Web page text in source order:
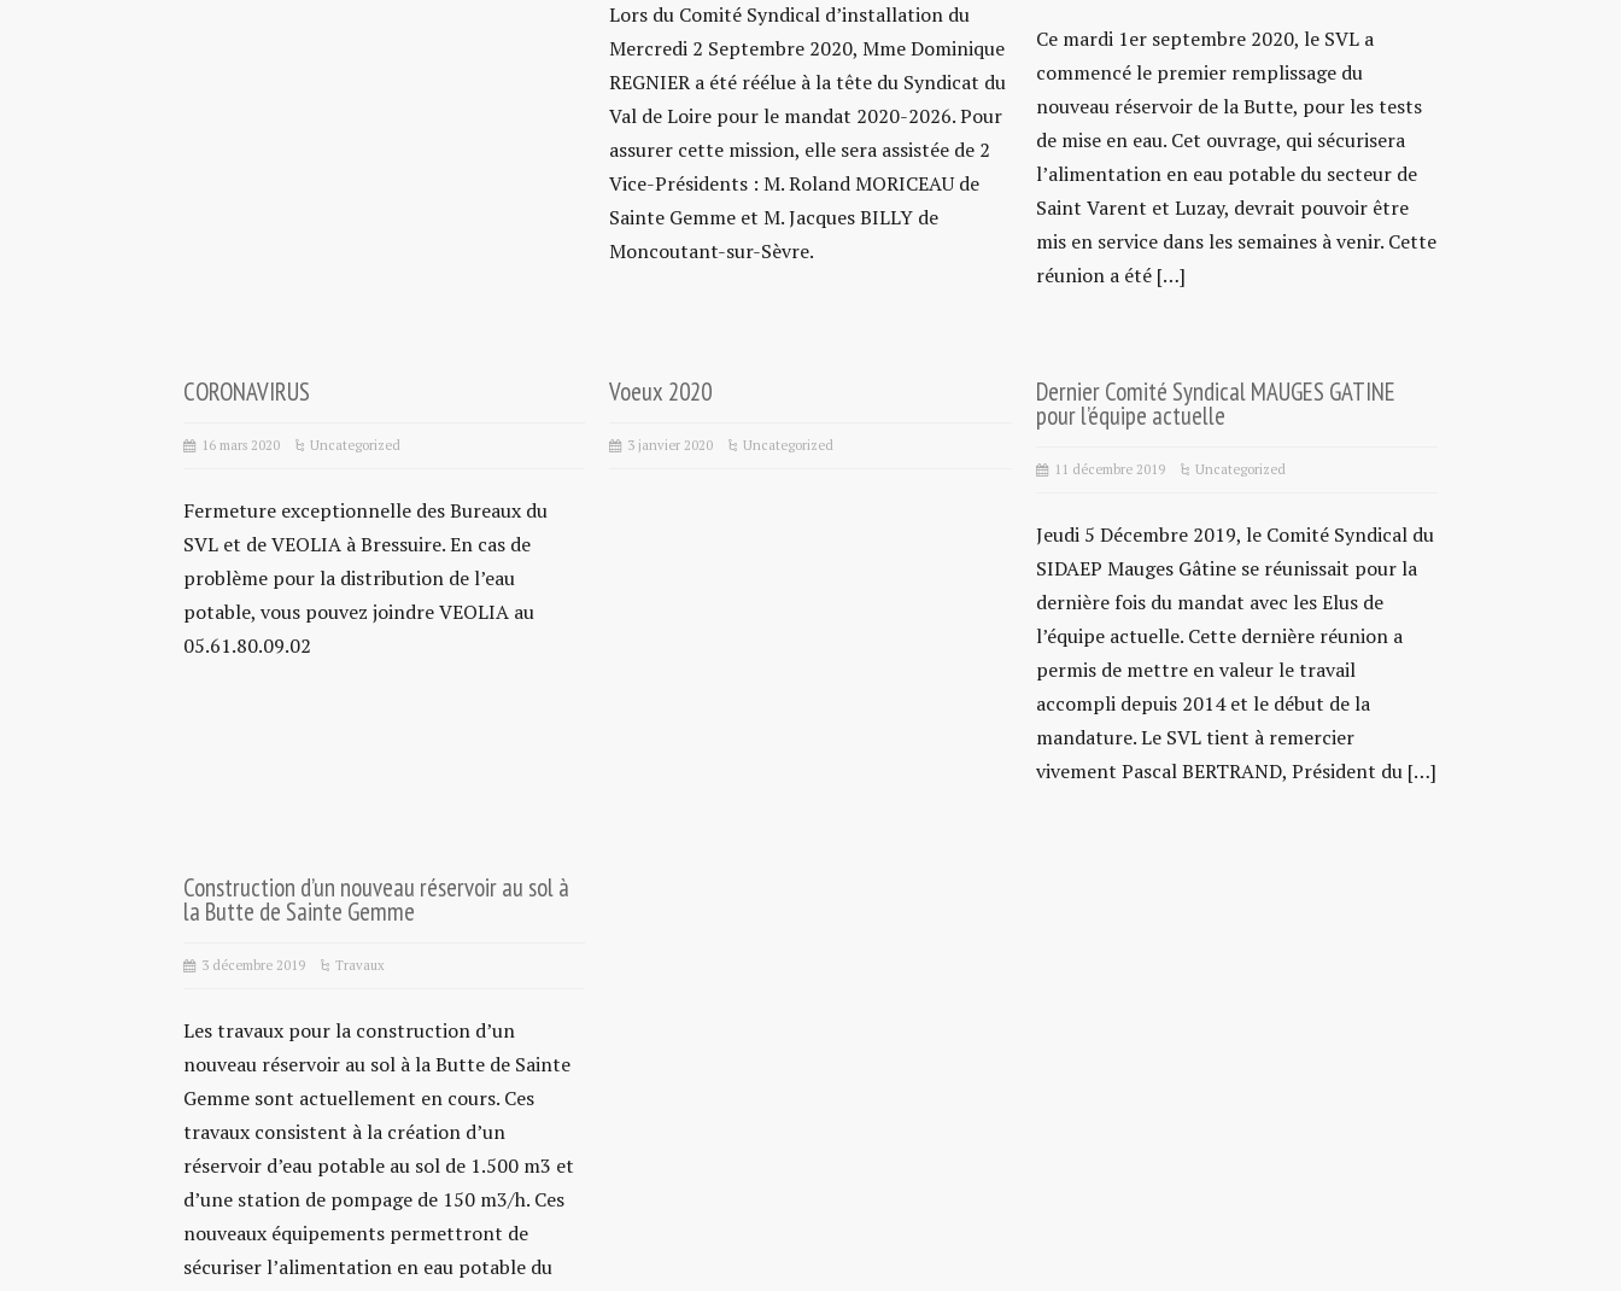
Lors du Comité Syndical d’installation du
Mercredi 2 Septembre 2020, Mme Dominique
REGNIER a été réélue à la tête du Syndicat du
Val de Loire pour le mandat 2020-2026. Pour
assurer cette mission, elle sera assistée de 2
Vice-Présidents : M. Roland MORICEAU de
Sainte Gemme et M. Jacques BILLY de
Moncoutant-sur-Sèvre.
Ce mardi 1er septembre 2020, le SVL a
commencé le premier remplissage du
nouveau réservoir de la Butte, pour les tests
de mise en eau. Cet ouvrage, qui sécurisera
l’alimentation en eau potable du secteur de
Saint Varent et Luzay, devrait pouvoir être
mis en service dans les semaines à venir. Cette
réunion a été […]
CORONAVIRUS
16 mars 2020 Uncategorized
Fermeture exceptionnelle des Bureaux du
SVL et de VEOLIA à Bressuire. En cas de
problème pour la distribution de l’eau
potable, vous pouvez joindre VEOLIA au
05.61.80.09.02
Voeux 2020
3 janvier 2020 Uncategorized
Dernier Comité Syndical MAUGES GATINE
pour l’équipe actuelle
11 décembre 2019 Uncategorized
Jeudi 5 Décembre 2019, le Comité Syndical du
SIDAEP Mauges Gâtine se réunissait pour la
dernière fois du mandat avec les Elus de
l’équipe actuelle. Cette dernière réunion a
permis de mettre en valeur le travail
accompli depuis 2014 et le début de la
mandature. Le SVL tient à remercier
vivement Pascal BERTRAND, Président du […]
Construction d’un nouveau réservoir au sol à
la Butte de Sainte Gemme
3 décembre 2019 Travaux
Les travaux pour la construction d’un
nouveau réservoir au sol à la Butte de Sainte
Gemme sont actuellement en cours. Ces
travaux consistent à la création d’un
réservoir d’eau potable au sol de 1.500 m3 et
d’une station de pompage de 150 m3/h. Ces
nouveaux équipements permettront de
sécuriser l’alimentation en eau potable du